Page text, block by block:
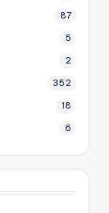
87
5
2
352
18
6